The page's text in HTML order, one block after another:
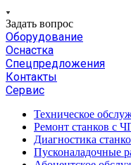
Задать вопрос
Оборудование
Оснастка
Спецпредложения
Контакты
Сервис
Техническое
Ремонт станков с
Диагностика
Пусконаладочные